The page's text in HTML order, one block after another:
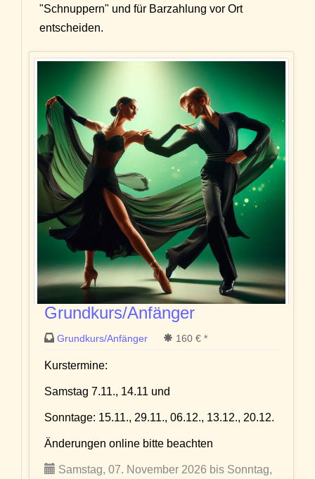
"Schnuppern" und für Barzahlung vor Ort
entscheiden.
Grundkurs/Anfänger
Grundkurs/Anfänger 160 € *
Kurstermine:
Samstag 7.11., 14.11 und
Sonntage: 15.11., 29.11., 06.12., 13.12., 20.12.
Änderungen online bitte beachten
Samstag, 07. November 2026 bis Sonntag,